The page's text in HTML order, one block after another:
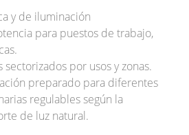
y de iluminación
para puestos de trabajo,
por usos y zonas.
preparado para diferentes
regulables según la
de luz natural.